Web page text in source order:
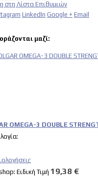
στη Λίστα Επιθυμιών
LinkedIn Google + Email
μαζί:
OMEGA-3 DOUBLE
Ειδική Τιμή 19,38 €